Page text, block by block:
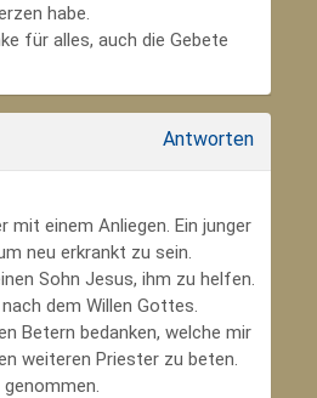
habe.
für alles, auch die Gebete
Antworten
mit einem Anliegen. Ein junger
neu erkrankt zu sein.
Sohn Jesus, ihm zu helfen.
dem Willen Gottes.
Betern bedanken, welche mir
weiteren Priester zu beten.